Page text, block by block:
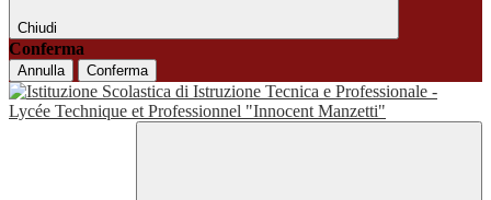
Chiudi
Conferma
Annulla Conferma